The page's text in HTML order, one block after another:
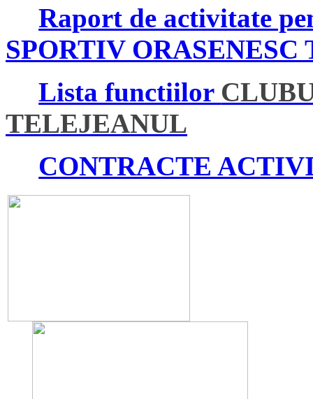
Raport de activitate
SPORTIV
Lista functiilor
TELEJEANUL
CONTRACTE